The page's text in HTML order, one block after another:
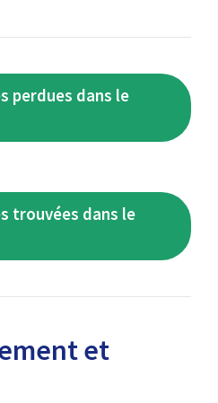
perdues dans le
trouvées dans le
et